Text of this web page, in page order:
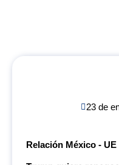
23 de
Relación México - UE